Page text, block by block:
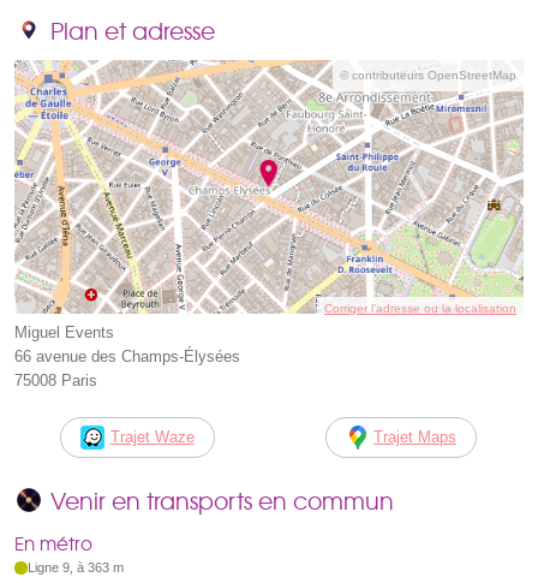
Plan et adresse
© contributeurs OpenStreetMap
Corriger l’adresse ou la localisation
Miguel Events
66 avenue des Champs-Élysées
75008 Paris
Trajet Waze Trajet Maps
Venir en transports en commun
En métro
Ligne 9, à 363 m